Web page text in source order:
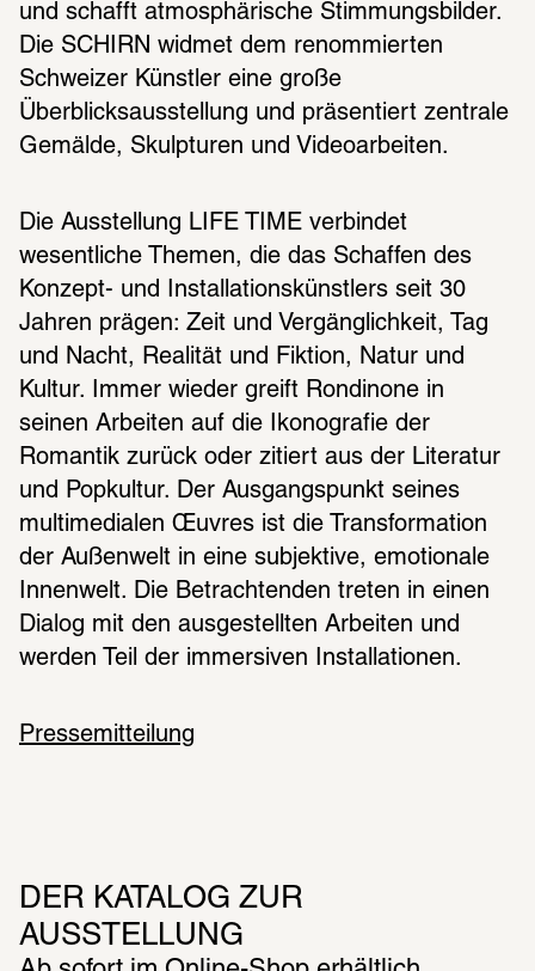
und schafft atmosphärische Stimmungsbilder.
Die SCHIRN widmet dem renommierten
Schweizer Künstler eine große
Überblicksausstellung und präsentiert zentrale
Gemälde, Skulpturen und Videoarbeiten.
Die Ausstellung LIFE TIME verbindet
wesentliche Themen, die das Schaffen des
Konzept- und Installationskünstlers seit 30
Jahren prägen: Zeit und Vergänglichkeit, Tag
und Nacht, Realität und Fiktion, Natur und
Kultur. Immer wieder greift Rondinone in
seinen Arbeiten auf die Ikonografie der
Romantik zurück oder zitiert aus der Literatur
und Popkultur. Der Ausgangspunkt seines
multimedialen Œuvres ist die Transformation
der Außenwelt in eine subjektive, emotionale
Innenwelt. Die Betrachtenden treten in einen
Dialog mit den ausgestellten Arbeiten und
werden Teil der immersiven Installationen.
Pressemitteilung
DER KATALOG ZUR
AUSSTELLUNG